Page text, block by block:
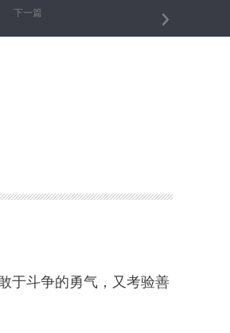
对点”进疆专列保障教师返岗
下一篇
于斗争的勇气，又考验善